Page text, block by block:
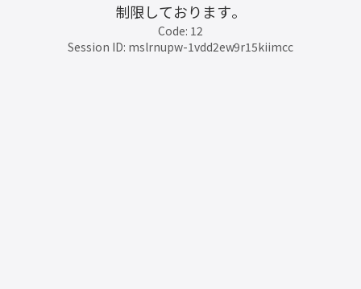
制限しております。
Code: 12
Session ID: mslrnupw-1vdd2ew9r15kiimcc